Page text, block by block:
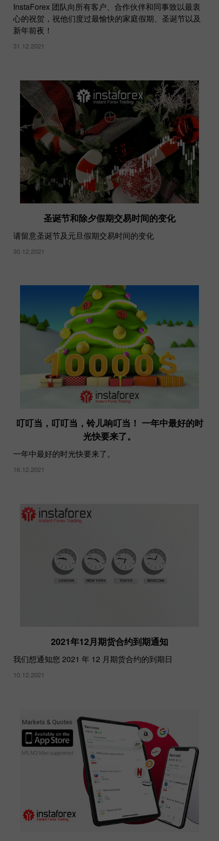
InstaForex 团队向所有客户、合作伙伴和同事致以最衷
心的祝贺，祝他们度过最愉快的家庭假期、圣诞节以及
新年前夜！
31.12.2021
圣诞节和除夕假期交易时间的变化
请留意圣诞节及元旦假期交易时间的变化
30.12.2021
叮叮当，叮叮当，铃儿响叮当！ 一年中最好的时
光快要来了。
一年中最好的时光快要来了。
16.12.2021
2021年12月期货合约到期通知
我们想通知您 2021 年 12 月期货合约的到期日
10.12.2021